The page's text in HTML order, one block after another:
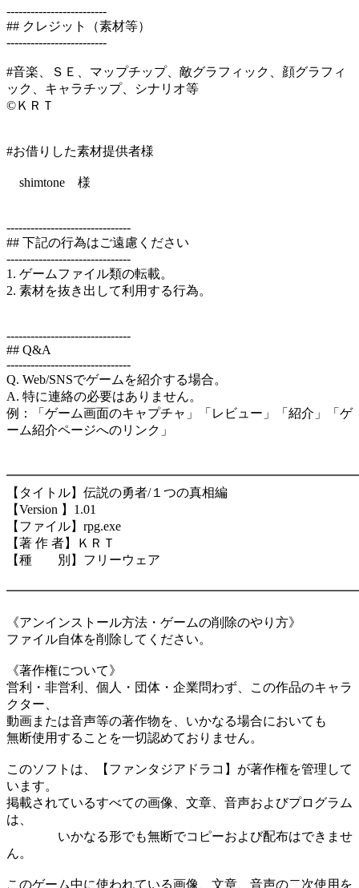
-------------------------
## クレジット（素材等）
-------------------------
#音楽、ＳＥ、マップチップ、敵グラフィック、顔グラフィ
ック、キャラチップ、シナリオ等
©ＫＲＴ
#お借りした素材提供者様
shimtone 様
-------------------------------
## 下記の行為はご遠慮ください
-------------------------------
1. ゲームファイル類の転載。
2. 素材を抜き出して利用する行為。
-------------------------------
## Q&A
-------------------------------
Q. Web/SNSでゲームを紹介する場合。
A. 特に連絡の必要はありません。
例：「ゲーム画面のキャプチャ」「レビュー」「紹介」「ゲ
ーム紹介ページへのリンク」
【タイトル】伝説の勇者/１つの真相編
【Version 】1.01
【ファイル】rpg.exe
【著 作 者】ＫＲＴ
【種 別】フリーウェア
《アンインストール方法・ゲームの削除のやり方》
ファイル自体を削除してください。
《著作権について》
営利・非営利、個人・団体・企業問わず、この作品のキャラ
クター、
動画または音声等の著作物を、いかなる場合においても
無断使用することを一切認めておりません。
このソフトは、【ファンタジアドラコ】が著作権を管理して
います。
掲載されているすべての画像、文章、音声およびプログラム
は、
いかなる形でも無断でコピーおよび配布はできませ
ん。
このゲーム中に使われている画像、文章、音声の二次使用を